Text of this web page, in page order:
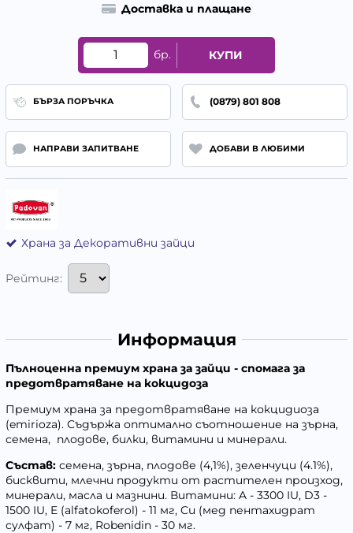
Доставка и плащане
бр. КУПИ
БЪРЗА ПОРЪЧКА (0879) 801 808
НАПРАВИ ЗАПИТВАНЕ ДОБАВИ В ЛЮБИМИ
Храна за Декоративни зайци
Рейтинг:
Информация
Пълноценна премиум храна за зайци - спомага за
предотвратяване на кокцидоза
Премиум храна за предотвратяване на кокцидиоза
(emirioza). Съдържа оптимално съотношение на зърна,
семена, плодове, билки, витамини и минерали.
Състав: семена, зърна, плодове (4,1%), зеленчуци (4.1%),
бисквити, млечни продукти от растителен произход,
минерали, масла и мазнини. Витамини: A - 3300 IU, D3 -
1500 IU, E (alfatokoferol) - 11 мг, Cu (мед пентахидрат
сулфат) - 7 мг, Robenidin - 30 мг.